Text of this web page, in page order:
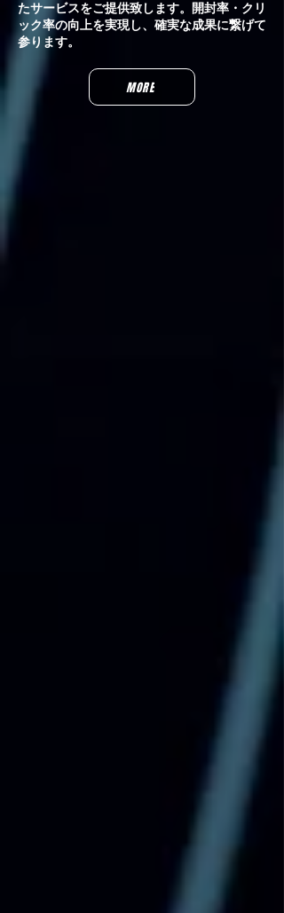
たサービスをご提供致します。開封率・クリ
ック率の向上を実現し、確実な成果に繋げて
参ります。
MORE